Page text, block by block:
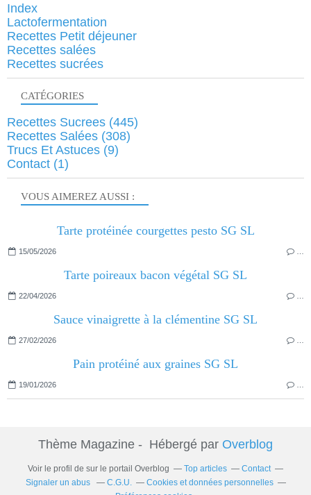
VOUS AIMEREZ AUSSI :
Tarte protéinée courgettes pesto SG SL
15/05/2026
Tarte poireaux bacon végétal SG SL
22/04/2026
Sauce vinaigrette à la clémentine SG SL
27/02/2026
Pain protéiné aux graines SG SL
19/01/2026
Index
Lactofermentation
Recettes Petit déjeuner
Recettes salées
Recettes sucrées
CATÉGORIES
Recettes Sucrees (445)
Recettes Salées (308)
Trucs Et Astuces (9)
Contact (1)
Thème Magazine - Hébergé par Overblog
Voir le profil de sur le portail Overblog Top articles
Contact
Signaler un abus
C.G.U.
Cookies et données personnelles